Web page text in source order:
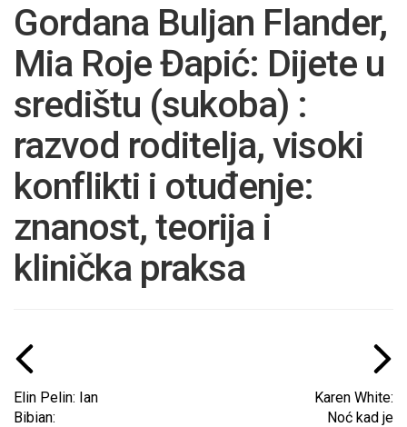
Gordana Buljan Flander,
Mia Roje Đapić: Dijete u
središtu (sukoba) :
razvod roditelja, visoki
konflikti i otuđenje:
znanost, teorija i
klinička praksa
Elin Pelin: Ian
Bibian:
Karen White:
Noć kad je